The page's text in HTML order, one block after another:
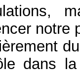
notre
dans